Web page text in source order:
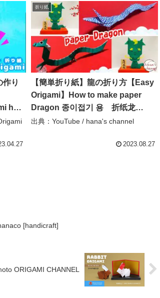
作り
how
り紙
折り紙
【簡単折り紙】龍の折り方【Easy
Origami】How to make paper
Dragon 종이접기 용 折纸龙
DIY 動物 日本の漫画 ドラゴン
出典：YouTube / hana's channel
2023.08.27
[handicraft]
ORIGAMI CHANNEL